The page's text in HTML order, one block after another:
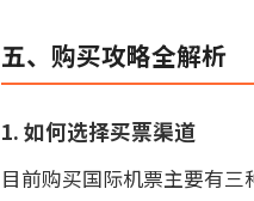
五、购买攻略全解析
1. 如何选择买票渠道
目前购买国际机票主要有三